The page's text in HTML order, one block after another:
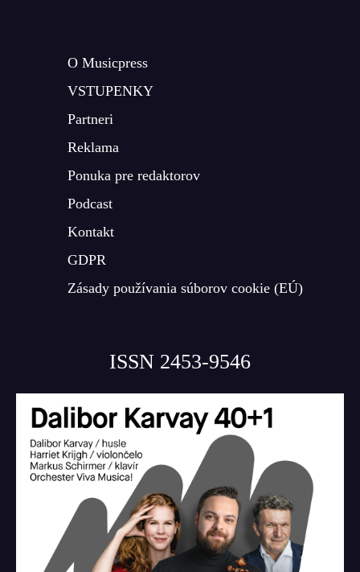
O Musicpress
VSTUPENKY
Partneri
Reklama
Ponuka pre redaktorov
Podcast
Kontakt
GDPR
Zásady používania súborov cookie (EÚ)
ISSN 2453-9546